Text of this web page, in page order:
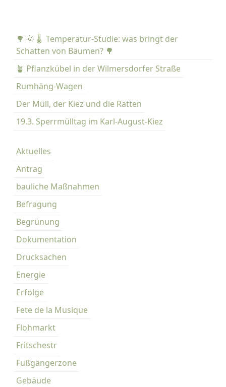
🌳 🌞 🌡️ Temperatur-Studie: was bringt der
Schatten von Bäumen? 🌳
🪴 Pflanzkübel in der Wilmersdorfer Straße
Rumhäng-Wagen
Der Müll, der Kiez und die Ratten
19.3. Sperrmülltag im Karl-August-Kiez
Aktuelles
Antrag
bauliche Maßnahmen
Befragung
Begrünung
Dokumentation
Drucksachen
Energie
Erfolge
Fete de la Musique
Flohmarkt
Fritschestr
Fußgängerzone
Gebäude